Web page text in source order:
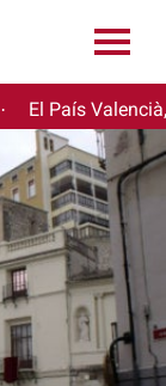
· El País